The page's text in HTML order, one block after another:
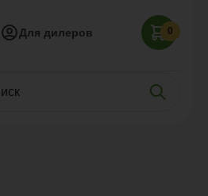
Для дилеров 0